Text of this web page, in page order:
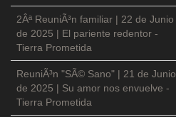
2Âª ReuniÃ³n familiar | 22 de Junio
de 2025 | El pariente redentor -
Tierra Prometida
ReuniÃ³n "SÃ© Sano" | 21 de Junio
de 2025 | Su amor nos envuelve -
Tierra Prometida